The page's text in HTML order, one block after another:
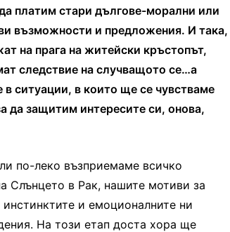
платим стари дългове-морални или
възможности и предложения. И така,
на прага на житейски кръстопът,
следствие на случващото се…а
ситуации, в които ще се чувстваме
да защитим интересите си, онова,
по-леко възприемаме всичко
Слънцето в Рак, нашите мотиви за
и емоционалните ни
На този етап доста хора ще